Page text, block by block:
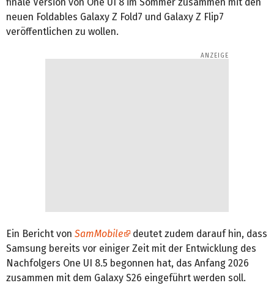
neuen Foldables Galaxy Z Fold7 und Galaxy Z Flip7
veröffentlichen zu wollen.
Ein Bericht von SamMobile
deutet zudem darauf hin, dass
Samsung bereits vor einiger Zeit mit der Entwicklung des
Nachfolgers One UI 8.5 begonnen hat, das Anfang 2026
zusammen mit dem Galaxy S26 eingeführt werden soll.